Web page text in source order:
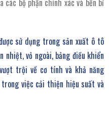
bộ phận chính xác và bền bỉ
sử dụng trong sản xuất ô tô
nhiệt, vỏ ngoài, bảng điều khiển
trội về cơ tính và khả năng
việc cải thiện hiệu suất và